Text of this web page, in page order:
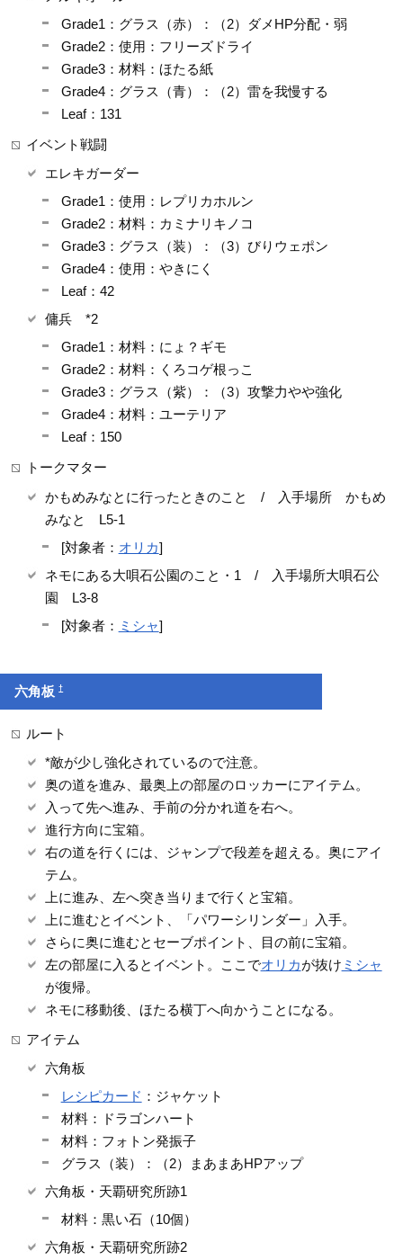
Grade1：グラス（赤）：（2）ダメHP分配・弱
Grade2：使用：フリーズドライ
Grade3：材料：ほたる紙
Grade4：グラス（青）：（2）雷を我慢する
Leaf：131
イベント戦闘
エレキガーダー
Grade1：使用：レプリカホルン
Grade2：材料：カミナリキノコ
Grade3：グラス（装）：（3）びりウェポン
Grade4：使用：やきにく
Leaf：42
傭兵 *2
Grade1：材料：にょ？ギモ
Grade2：材料：くろコゲ根っこ
Grade3：グラス（紫）：（3）攻撃力やや強化
Grade4：材料：ユーテリア
Leaf：150
トークマター
かもめみなとに行ったときのこと / 入手場所 かもめ
みなと L5-1
[対象者： オリカ]
ネモにある大唄石公園のこと・1 / 入手場所大唄石公
園 L3-8
[対象者： ミシャ]
六角板†
ルート
*敵が少し強化されているので注意。
奥の道を進み、最奥上の部屋のロッカーにアイテム。
入って先へ進み、手前の分かれ道を右へ。
進行方向に宝箱。
右の道を行くには、ジャンプで段差を超える。奥にアイ
テム。
上に進み、左へ突き当りまで行くと宝箱。
上に進むとイベント、「パワーシリンダー」入手。
さらに奥に進むとセーブポイント、目の前に宝箱。
左の部屋に入るとイベント。ここでオリカが抜け ミシャ
が復帰。
ネモに移動後、ほたる横丁へ向かうことになる。
アイテム
六角板
レシピカード ：ジャケット
材料：ドラゴンハート
材料：フォトン発振子
グラス（装）：（2）まあまあHPアップ
六角板・天覇研究所跡1
材料：黒い石（10個）
六角板・天覇研究所跡2